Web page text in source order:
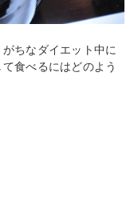
ちなダイエット中に
食べるにはどのよう